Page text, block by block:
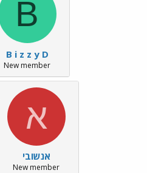
B
B i z z y D
New member
א
אנשובי
New member